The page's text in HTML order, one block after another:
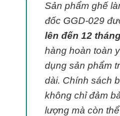
Sản phẩm ghế
đốc GGD-029
lên đến 12
hàng hoàn toàn
dụng sản phẩm
dài. Chính sách
không chỉ đảm
lượng mà còn